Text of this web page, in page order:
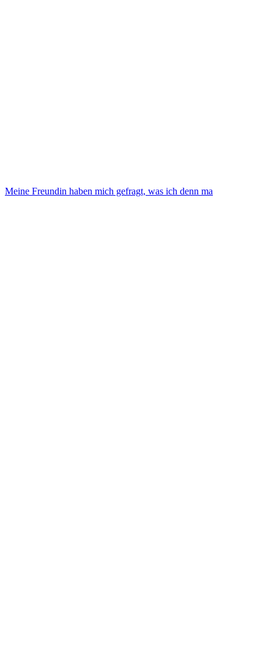
Meine Freundin haben mich gefragt, was ich denn ma